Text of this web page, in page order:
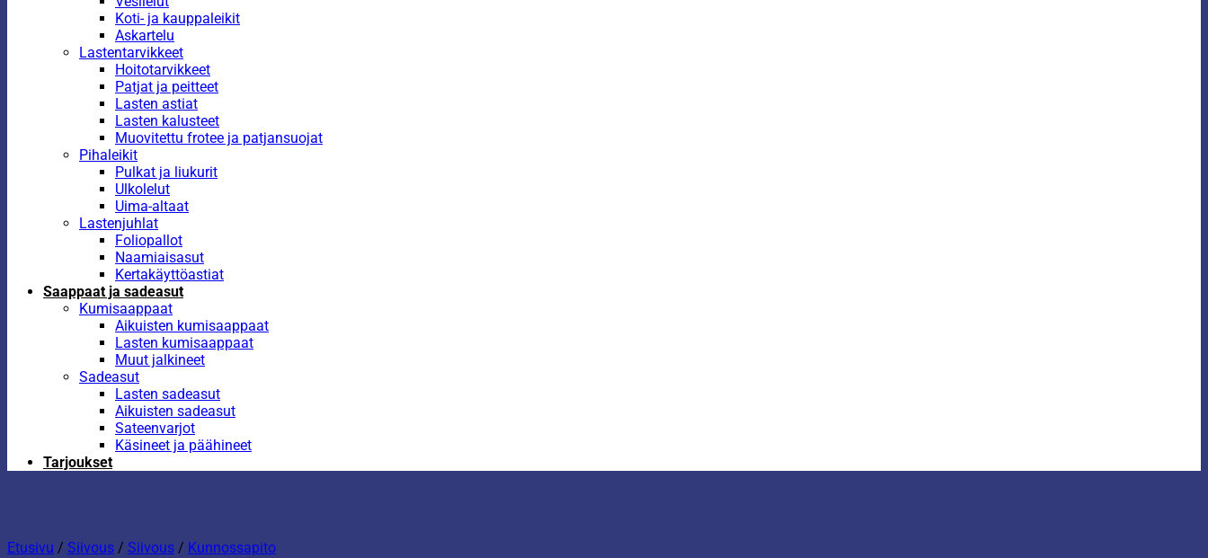
Koti- ja kauppaleikit
Askartelu
Lastentarvikkeet
Hoitotarvikkeet
Patjat ja peitteet
Lasten astiat
Lasten kalusteet
Muovitettu frotee ja patjansuojat
Pihaleikit
Pulkat ja liukurit
Ulkolelut
Uima-altaat
Lastenjuhlat
Foliopallot
Naamiaisasut
Kertakäyttöastiat
Saappaat ja sadeasut
Kumisaappaat
Aikuisten kumisaappaat
Lasten kumisaappaat
Muut jalkineet
Sadeasut
Lasten sadeasut
Aikuisten sadeasut
Sateenvarjot
Käsineet ja päähineet
Tarjoukset
Etusivu / Siivous / Siivous / Kunnossapito